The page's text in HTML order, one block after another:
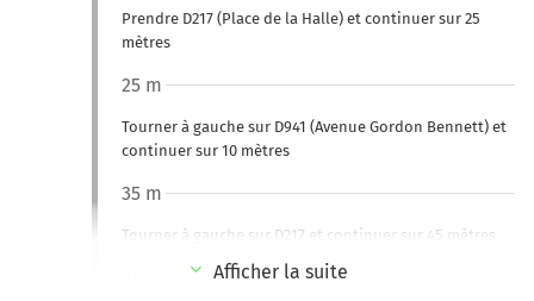
Prendre D217 (Place de la Halle) et continuer sur 25
mètres
Tourner à gauche sur D941 (Avenue Gordon Bennett) et
continuer sur 10 mètres
25 m
Tourner à gauche sur D217 et continuer sur 45 mètres
35 m
Afficher la suite